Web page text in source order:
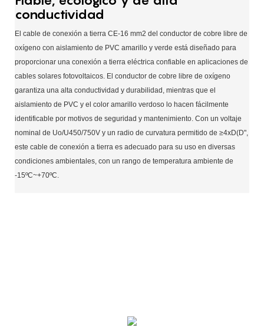
conductividad
El cable de conexión a tierra CE-16 mm2 del conductor de cobre libre de
oxígeno con aislamiento de PVC amarillo y verde está diseñado para
proporcionar una conexión a tierra eléctrica confiable en aplicaciones de
cables solares fotovoltaicos. El conductor de cobre libre de oxígeno
garantiza una alta conductividad y durabilidad, mientras que el
aislamiento de PVC y el color amarillo verdoso lo hacen fácilmente
identificable por motivos de seguridad y mantenimiento. Con un voltaje
nominal de Uo/U450/750V y un radio de curvatura permitido de ≥4xD(D",
este cable de conexión a tierra es adecuado para su uso en diversas
condiciones ambientales, con un rango de temperatura ambiente de
-15ºC~+70ºC.